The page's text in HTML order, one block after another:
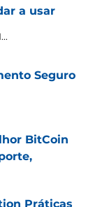
a usar
.
Seguro
BitCoin
Práticas